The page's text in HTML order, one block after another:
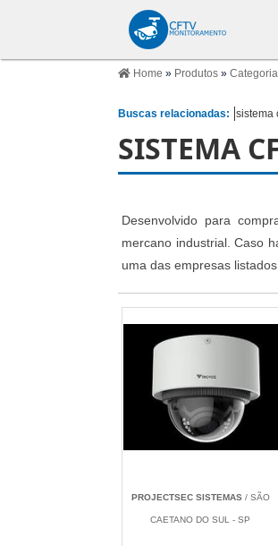
Home » Produtos »
Buscas relacionadas: sistema
SISTEMA
Desenvolvido para
mercano industrial. Caso
uma das empresas
PROJECTSEC SISTEMAS/ SÃO
CAETANO DO SUL - SP